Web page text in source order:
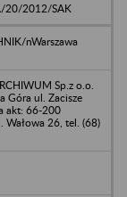
20/2012/SAK
nWarszawa
Sp.z o.o.
Góra ul. Zacisze
akt: 66-200
Wałowa 26, tel. (68)